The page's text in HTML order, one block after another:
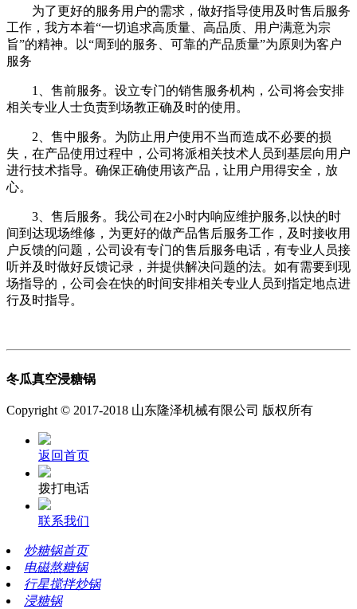
为了更好的服务用户的需求，做好指导使用及时售后服务
工作，我方本着“一切追求高质量、高品质、用户满意为宗
旨”的精神。以“周到的服务、可靠的产品质量”为原则为客户
服务
1、售前服务。设立专门的销售服务机构，公司将会安排
相关专业人士负责到场教正确及时的使用。
2、售中服务。为防止用户使用不当而造成不必要的损
失，在产品使用过程中，公司将派相关技术人员到基层向用户
进行技术指导。确保正确使用该产品，让用户用得安全，放
心。
3、售后服务。我公司在2小时内响应维护服务,以快的时
间到达现场维修，为更好的做产品售后服务工作，及时接收用
户反馈的问题，公司设有专门的售后服务电话，有专业人员接
听并及时做好反馈记录，并提供解决问题的法。如有需要到现
场指导的，公司会在快的时间安排相关专业人员到指定地点进
行及时指导。
冬瓜真空浸糖锅
Copyright © 2017-2018 山东隆泽机械有限公司 版权所有
返回首页
拨打电话
联系我们
炒糖锅首页
电磁熬糖锅
行星搅拌炒锅
浸糖锅